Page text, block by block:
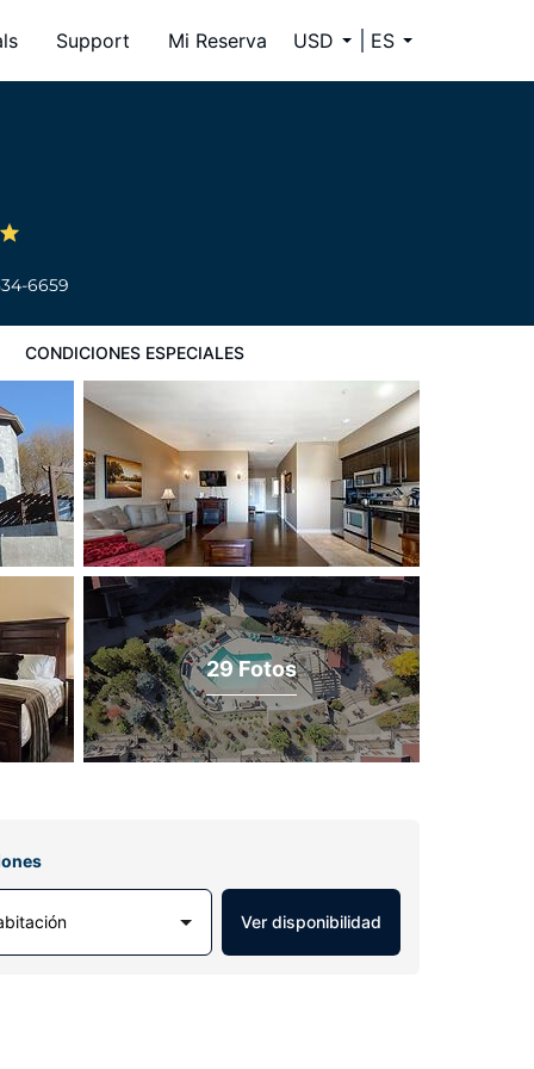
Support Mi Reserva USD ES
6659
CONDICIONES ESPECIALES
29 Fotos
Ver disponibilidad